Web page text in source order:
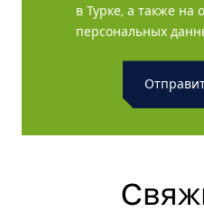
в Турке, а также на
персональных